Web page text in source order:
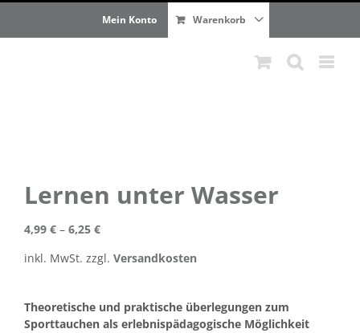
Mein Konto Warenkorb
Lernen unter Wasser
4,99 € – 6,25 €
inkl. MwSt. zzgl. Versandkosten
Theoretische und praktische überlegungen zum
Sporttauchen als erlebnispädagogische Möglichkeit